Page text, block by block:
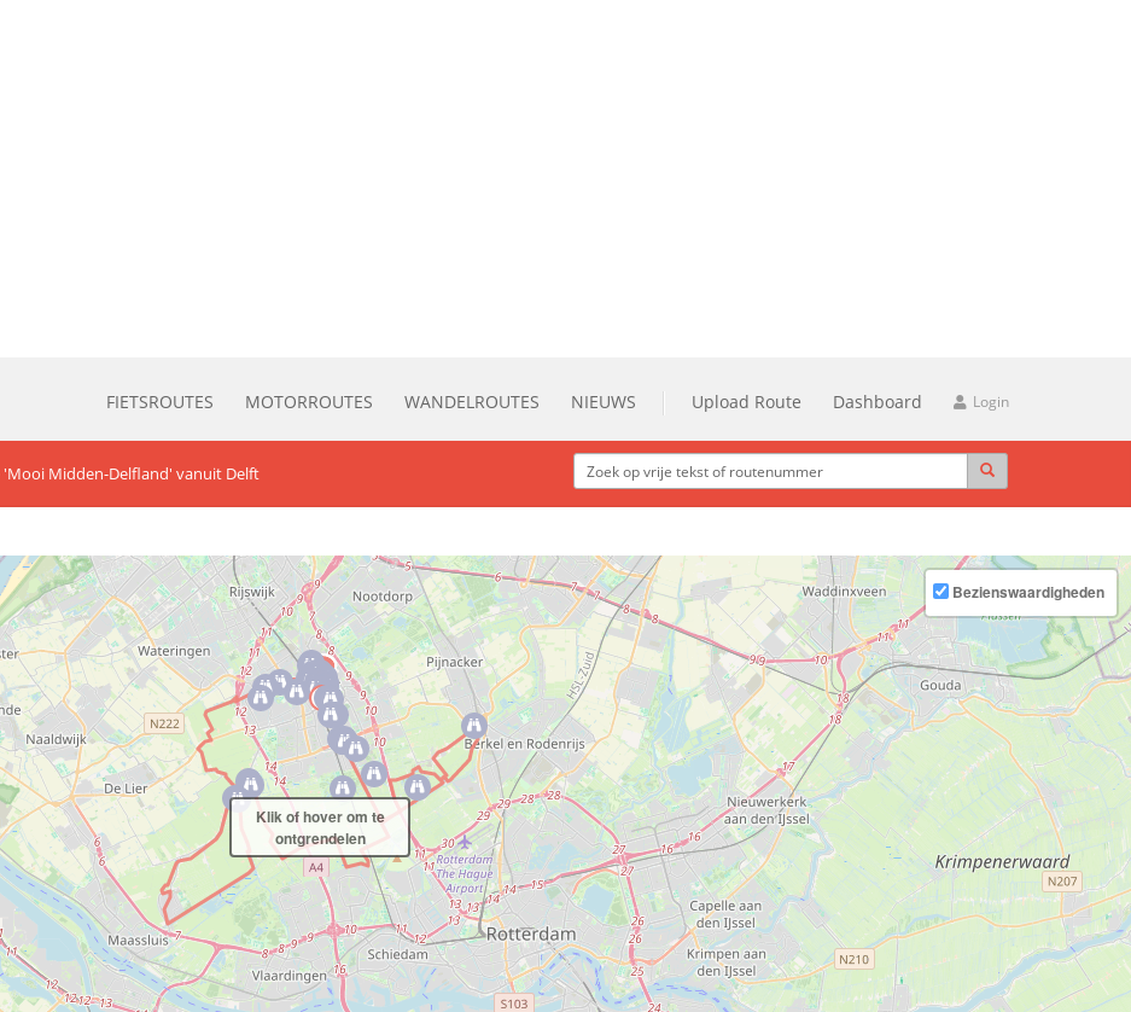
FIETSROUTES MOTORROUTES WANDELROUTES NIEUWS Upload Route Dashboard Login
'Mooi Midden-Delfland' vanuit Delft
Bezienswaardigheden
Klik of hover om te
ontgrendelen